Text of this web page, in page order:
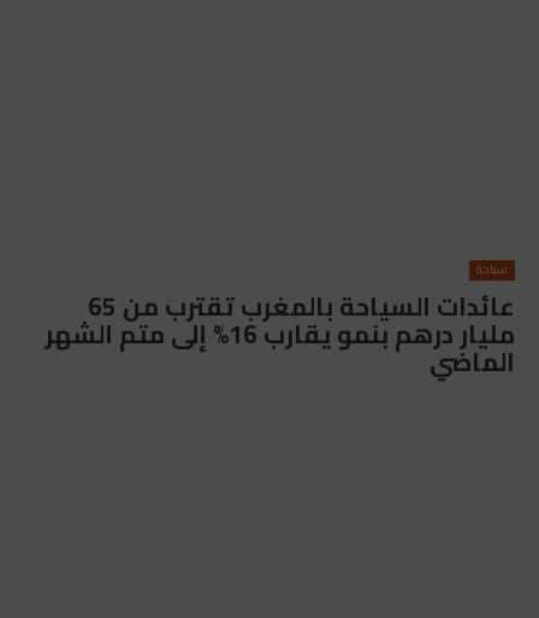
سياحة
عائدات السياحة بالمغرب تقترب من 65
مليار درهم بنمو يقارب 16% إلى متم الشهر
الماضي